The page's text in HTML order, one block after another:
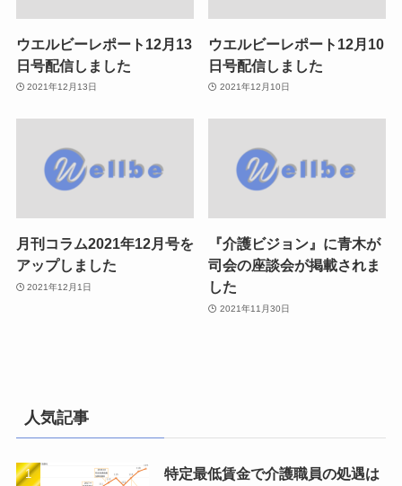
ウエルビーレポート12月13
日号配信しました
2021年12月13日
ウエルビーレポート12月10
日号配信しました
2021年12月10日
月刊コラム2021年12月号を
アップしました
2021年12月1日
『介護ビジョン』に青木が
司会の座談会が掲載されま
した
2021年11月30日
人気記事
特定最低賃金で介護職員の処遇は